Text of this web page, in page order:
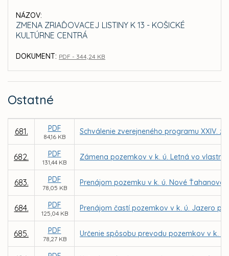
NÁZOV:
ZMENA ZRIAĎOVACEJ LISTINY K 13 - KOŠICKÉ
KULTÚRNE CENTRÁ
DOKUMENT: PDF - 344,24 KB
Ostatné
681. PDF
84,16 KB
Schválenie zverejneného programu XXIV.
682. PDF
131,44 KB
Zámena pozemkov v k. ú. Letná vo
683. PDF
78,05 KB
Prenájom pozemku v k. ú. Nové
684. PDF
125,04 KB
Prenájom častí pozemkov v k. ú. Jazero
685. PDF
78,27 KB
Určenie spôsobu prevodu pozemkov v k.